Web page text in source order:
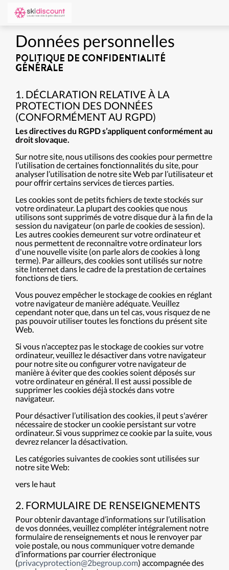
Données personnelles
POLITIQUE DE CONFIDENTIALITÉ
GÉNÉRALE
1. DÉCLARATION RELATIVE À LA
PROTECTION DES DONNÉES
(CONFORMÉMENT AU RGPD)
Les directives du RGPD s’appliquent conformément au
droit slovaque.
Sur notre site, nous utilisons des cookies pour permettre
l’utilisation de certaines fonctionnalités du site, pour
analyser l’utilisation de notre site Web par l’utilisateur et
pour offrir certains services de tierces parties.
Les cookies sont de petits fichiers de texte stockés sur
votre ordinateur. La plupart des cookies que nous
utilisons sont supprimés de votre disque dur à la fin de la
session du navigateur (on parle de cookies de session).
Les autres cookies demeurent sur votre ordinateur et
nous permettent de reconnaître votre ordinateur lors
d'une nouvelle visite (on parle alors de cookies à long
terme). Par ailleurs, des cookies sont utilisés sur notre
site Internet dans le cadre de la prestation de certaines
fonctions de tiers.
Vous pouvez empêcher le stockage de cookies en réglant
votre navigateur de manière adéquate. Veuillez
cependant noter que, dans un tel cas, vous risquez de ne
pas pouvoir utiliser toutes les fonctions du présent site
Web.
Si vous n'acceptez pas le stockage de cookies sur votre
ordinateur, veuillez le désactiver dans votre navigateur
pour notre site ou configurer votre navigateur de
manière à éviter que des cookies soient déposés sur
votre ordinateur en général. Il est aussi possible de
supprimer les cookies déjà stockés dans votre
navigateur.
Pour désactiver l’utilisation des cookies, il peut s'avérer
nécessaire de stocker un cookie persistant sur votre
ordinateur. Si vous supprimez ce cookie par la suite, vous
devrez relancer la désactivation.
Les catégories suivantes de cookies sont utilisées sur
notre site Web:
vers le haut
2. FORMULAIRE DE RENSEIGNEMENTS
Pour obtenir davantage d’informations sur l’utilisation
de vos données, veuillez compléter intégralement notre
formulaire de renseignements et nous le renvoyer par
voie postale, ou nous communiquer votre demande
d’informations par courrier électronique
(privacyprotection@2begroup.com) accompagnée des